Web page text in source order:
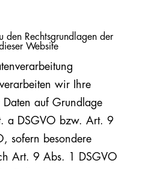
den Rechtsgrundlagen der
Website
wir Ihre
Daten auf Grundlage
a DSGVO bzw. Art. 9
sofern besondere
Art. 9 Abs. 1 DSGVO